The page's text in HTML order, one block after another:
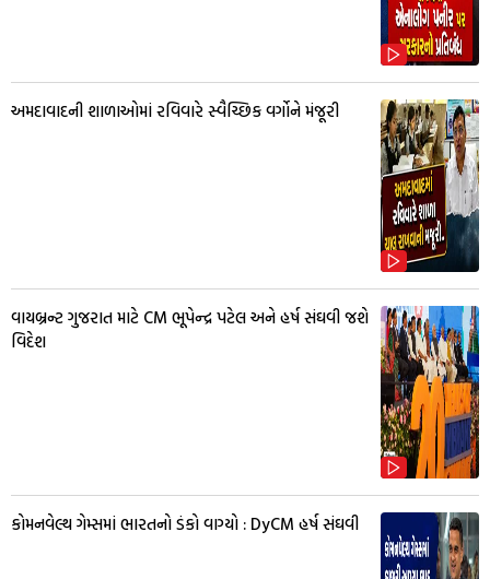
અમદાવાદની શાળાઓમાં રવિવારે સ્વૈચ્છિક વર્ગોને મંજૂરી
વાયબ્રન્ટ ગુજરાત માટે CM ભૂપેન્દ્ર પટેલ અને હર્ષ સંઘવી જશે
વિદેશ
કોમનવેલ્થ ગેમ્સમાં ભારતનો ડંકો વાગ્યો : DyCM હર્ષ સંઘવી